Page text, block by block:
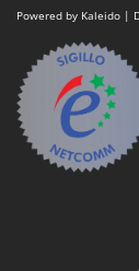
Powered by Kaleido |